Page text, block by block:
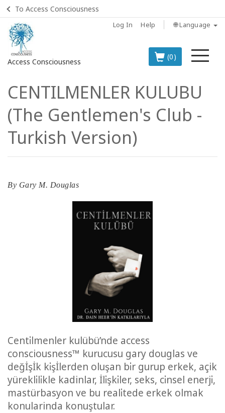
To Access Consciousness
Log In Help 🌐 Language
Access Consciousness
(0)
Sign
in
to
Your
Account
BOOKS
CLASSES
View
Topics
View
Authors
Products
CENTILMENLER KULUBU
(The Gentlemen's Club -
Turkish Version)
By Gary M. Douglas
Centi̇lmenler kulübü’nde access
consciousness™ kurucusu gary douglas ve
değİşİk ki̇şİlerden oluşan bi̇r gurup erkek, açik
yürekli̇li̇kle kadinlar, İli̇şki̇ler, seks, ci̇nsel enerji̇,
mastürbasyon ve bu reali̇tede erkek olmak
konularinda konuştular.